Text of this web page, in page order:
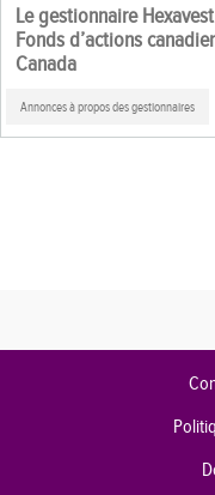
Le gestionnaire
Fonds d’actions
Canada
Annonces à propos des gestionnaires